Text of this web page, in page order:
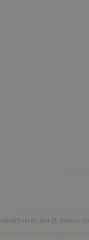
für den 15. Februar